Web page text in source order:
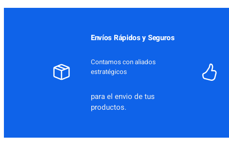
Envíos Rápidos y Seguros
Contamos con aliados
estratégicos
para el envio de tus
productos.